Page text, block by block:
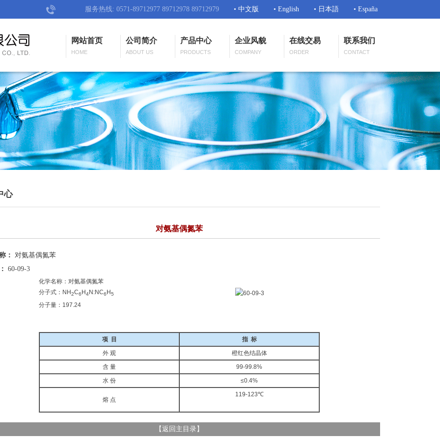
服务热线: 0571-89712977 89712978 89712979 • 中文版 • English • 日本語 • España
网站首页
HOME
公司简介
ABOUT US
产品中心
PRODUCTS
企业风貌
COMPANY
在线交易
ORDER
联系我们
CONTACT
心
对氨基偶氮苯
： 对氨基偶氮苯
60-09-3
化学名称：对氨基偶氮苯
分子式：NH2C6 H4N:NC6 H5
分子量：197.24
项 目
指 标
外 观
橙红色结晶体
含 量
99-99.8%
水 份
≤0.4%
熔 点
119-123℃
【 返回主目录 】